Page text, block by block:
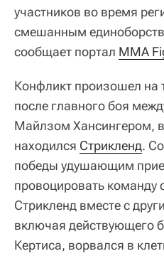
участников во время
смешанным
сообщает портал MMA
Конфликт произошел на
после главного боя
Майлзом Хансингером, в
находился Стрикленд.
победы удушающим
провоцировать команду
Стрикленд вместе с
включая действующего
Кертиса, ворвался в